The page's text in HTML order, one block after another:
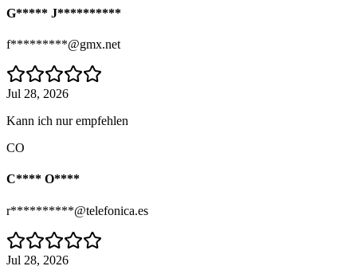
G***** J**********
f*********@gmx.net
Jul 28, 2026
Kann ich nur empfehlen
CO
C**** O****
r**********@telefonica.es
Jul 28, 2026